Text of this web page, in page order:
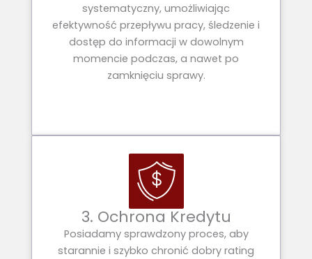
systematyczny, umożliwiając
efektywność przepływu pracy, śledzenie i
dostęp do informacji w dowolnym
momencie podczas, a nawet po
zamknięciu sprawy.
3. Ochrona Kredytu
Posiadamy sprawdzony proces, aby
starannie i szybko chronić dobry rating